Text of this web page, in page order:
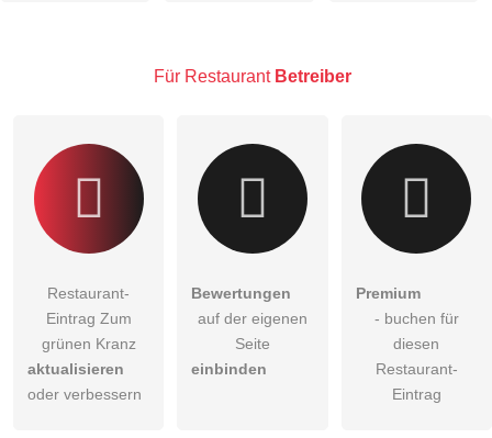
Besucher sichtbar.
Für Restaurant Betreiber
Restaurant-
Eintrag Zum
grünen Kranz
aktualisieren
oder verbessern
Bewertungen
auf der eigenen
Seite
einbinden
Premium
- buchen für
diesen
Restaurant-
Eintrag